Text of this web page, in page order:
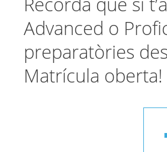
Recorda que si
Advanced o
preparatòries
Matrícula oberta!